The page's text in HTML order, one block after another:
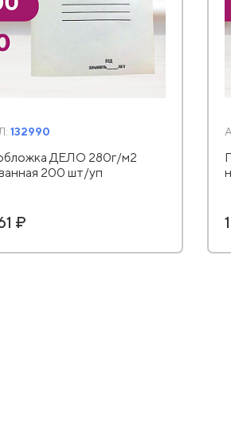
132990
ДЕЛО 280г/м2
200 шт/уп
₽